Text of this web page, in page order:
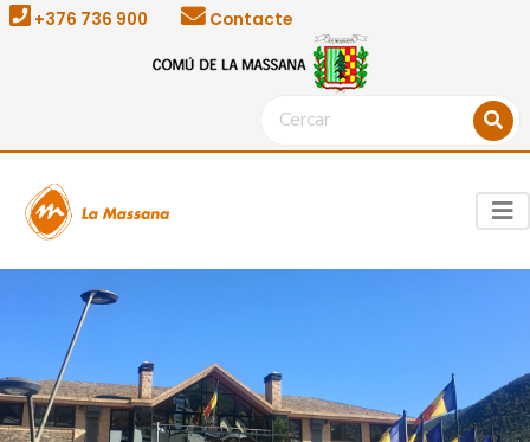
+376 736 900 Contacte